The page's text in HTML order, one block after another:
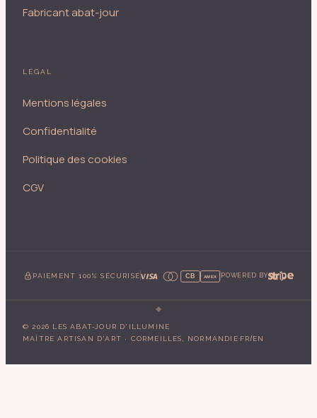
Fabricant abat-jour
LÉGAL
Mentions légales
Confidentialité
Politique des cookies
CGV
PAIEMENT 100% SÉCURISÉ CB AMEX POWERED BY
© 2026 LES ABAT-JOUR D'ILLUMINE
MAÎTRE ARTISAN D'ART · CORMEILLES, NORMANDIE·FR/EN